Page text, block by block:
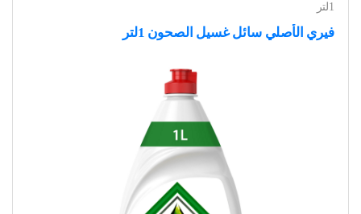
1لتر
فيري الأصلي سائل غسيل الصحون 1لتر